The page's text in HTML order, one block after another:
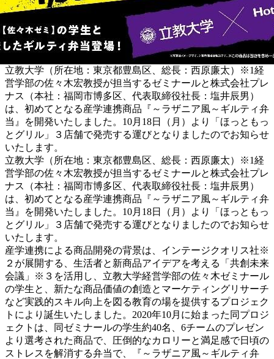
立教大学（所在地：東京都豊島区、総長：西原廉太）※1経
営学部の佐々木宏教授が担当するゼミナールと株式会社プレ
ナス（本社：福岡市博多区、代表取締役社長：塩井辰男）
は、初めてとなる産学連携商品『～ラザニア風～ギルティ弁
当』を開発いたしました。10月18日（月）より「ほっともっ
とグリル」３店舗で発売する運びとなりましたのでお知らせ
いたします。
立教大学（所在地：東京都豊島区、総長：西原廉太）※1経
営学部の佐々木宏教授が担当するゼミナールと株式会社プレ
ナス（本社：福岡市博多区、代表取締役社長：塩井辰男）
は、初めてとなる産学連携商品『～ラザニア風～ギルティ弁
当』を開発いたしました。10月18日（月）より「ほっともっ
とグリル」３店舗で発売する運びとなりましたのでお知らせ
いたします。
産学連携による商品開発の背景は、インテージクオリス社※
２が展開する、生活者と新商品アイデアを考える「共創未来
会議」※３を活用し、立教大学経営学部の佐々木ゼミナール
の学生と、新たな商品価値の創造とマーケティングリサーチ
など実践的スキル向上を図る教育の場を提供するプロジェク
トにより誕生いたしました。2020年10月に始まった同プロジ
ェクトは、同ゼミナールの学生約40名、6チームのプレゼン
より選考された商品で、圧倒的なカロリーと満足感で日頃の
ストレスを解消する弁当で、『～ラザニア風～ギルティ弁